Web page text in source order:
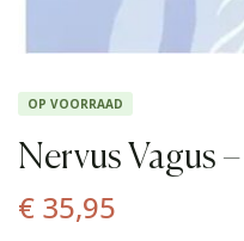
OP VOORRAAD
Nervus Vagus
€ 35,95